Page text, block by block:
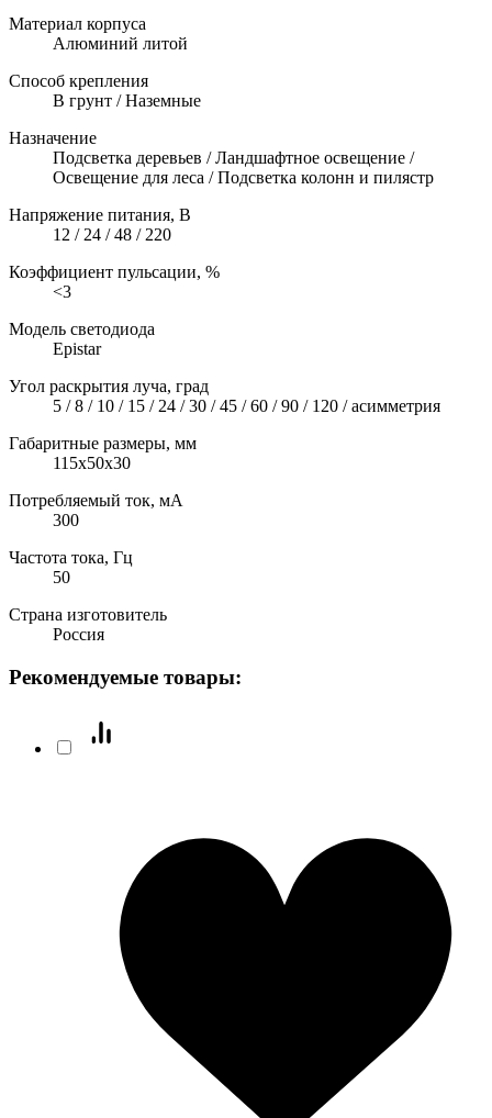
Материал корпуса
Алюминий литой
Способ крепления
В грунт / Наземные
Назначение
Подсветка деревьев / Ландшафтное освещение /
Освещение для леса / Подсветка колонн и пилястр
Напряжение питания, В
12 / 24 / 48 / 220
Коэффициент пульсации, %
<3
Модель светодиода
Epistar
Угол раскрытия луча, град
5 / 8 / 10 / 15 / 24 / 30 / 45 / 60 / 90 / 120 / асимметрия
Габаритные размеры, мм
115x50x30
Потребляемый ток, мА
300
Частота тока, Гц
50
Страна изготовитель
Россия
Рекомендуемые товары: